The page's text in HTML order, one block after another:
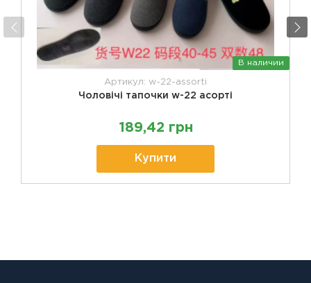
В наличии
Артикул: w-22-assorti
Чоловічі тапочки w-22 асорті
189,42 грн
Купити